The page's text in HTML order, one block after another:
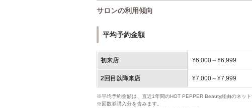
サロンの利用傾向
平均予約金額
初来店 ¥6,000～¥6,999
2回目以降来店 ¥7,000～¥7,999
※平均予約金額は、直近1年間のHOT PEPPER Beauty経由のネット
※回数券購入分を含みます。